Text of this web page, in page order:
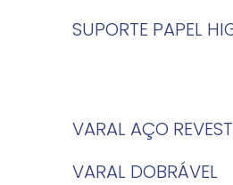
SUPORTE PAPEL
VARAL AÇO
VARAL DOBRÁVEL